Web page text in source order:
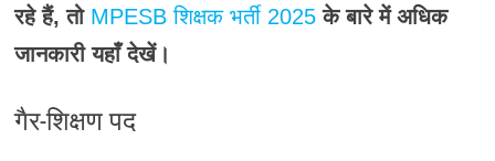
रहे हैं, तो MPESB शिक्षक भर्ती 2025 के बारे में अधिक
जानकारी यहाँ देखें।
गैर-शिक्षण पद